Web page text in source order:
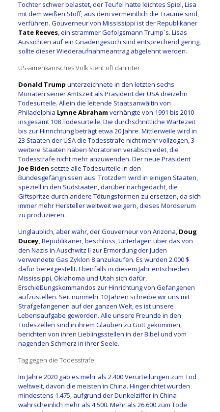
Tochter schwer belastet, der Teufel hatte leichtes Spiel, Lisa
mit dem weißen Stoff, aus dem vermeintlich die Träume sind,
verführen. Gouverneur von Mississippi ist der Republikaner
Tate Reeves, ein strammer Gefolgsmann Trump´s. Lisas
Aussichten auf ein Gnadengesuch sind entsprechend gering,
sollte dieser Wiederaufnahmeantrag abgelehnt werden.
US-amerikanisches Volk steht oft dahinter
Donald Trump unterzeichnete in den letzten sechs
Monaten seiner Amtszeit als Präsident der USA dreizehn
Todesurteile. Allein die leitende Staatsanwältin von
Philadelphia Lynne Abraham verhängte von 1991 bis 2010
insgesamt 108 Todesurteile. Die durchschnittliche Wartezeit
bis zur Hinrichtung beträgt etwa 20 Jahre. Mittlerweile wird in
23 Staaten der USA die Todesstrafe nicht mehr vollzogen, 3
weitere Staaten haben Moratorien verabschiedet, die
Todesstrafe nicht mehr anzuwenden. Der neue Präsident
Joe Biden setzte alle Todesurteile in den
Bundesgefängnissen aus. Trotzdem wird in einigen Staaten,
speziell in den Südstaaten, darüber nachgedacht, die
Giftspritze durch andere Tötungsformen zu ersetzen, da sich
immer mehr Hersteller weltweit weigern, dieses Mordserum
zu produzieren.
Unglaublich, aber wahr, der Gouverneur von Arizona, Doug
Ducey, Republikaner, beschloss, Unterlagen über das von
den Nazis in Auschwitz II zur Ermordung der Juden
verwendete Gas Zyklon 8 anzukaufen. Es wurden 2.000 $
dafür bereitgestellt. Ebenfalls in diesem Jahr entschieden
Mississippi, Oklahoma und Utah sich dafür,
Erschießungskommandos zur Hinrichtung von Gefangenen
aufzustellen. Seit nunmehr 10 Jahren schreibe wir uns mit
Strafgefangenen auf der ganzen Welt, es ist unsere
Lebensaufgabe geworden. Alle unsere Freunde in den
Todeszellen sind in ihrem Glauben zu Gott gekommen,
berichten von ihren Lieblingsstellen in der Bibel und vom
nagenden Schmerz in ihrer Seele.
Tag gegen die Todesstrafe
Im Jahre 2020 gab es mehr als 2.400 Verurteilungen zum Tod
weltweit, davon die meisten in China. Hingerichtet wurden
mindestens 1.475, aufgrund der Dunkelziffer in China
wahrscheinlich mehr als 4.500. Mehr als 26.600 zum Tode